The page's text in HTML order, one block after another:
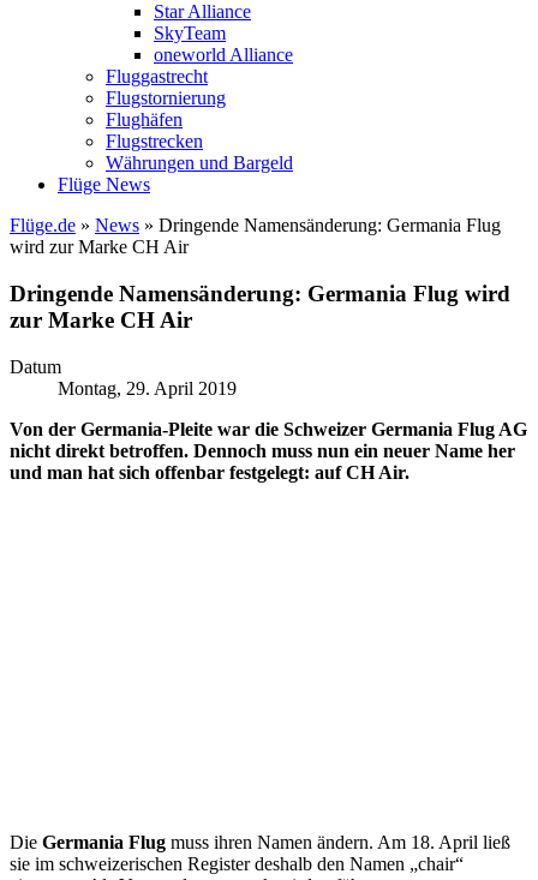
Star Alliance
SkyTeam
oneworld Alliance
Fluggastrecht
Flugstornierung
Flughäfen
Flugstrecken
Währungen und Bargeld
Flüge News
Flüge.de » News » Dringende Namensänderung: Germania Flug
wird zur Marke CH Air
Dringende Namensänderung: Germania Flug wird
zur Marke CH Air
Datum
Montag, 29. April 2019
Von der Germania-Pleite war die Schweizer Germania Flug AG
nicht direkt betroffen. Dennoch muss nun ein neuer Name her
und man hat sich offenbar festgelegt: auf CH Air.
Die Germania Flug muss ihren Namen ändern. Am 18. April ließ
sie im schweizerischen Register deshalb den Namen „chair“